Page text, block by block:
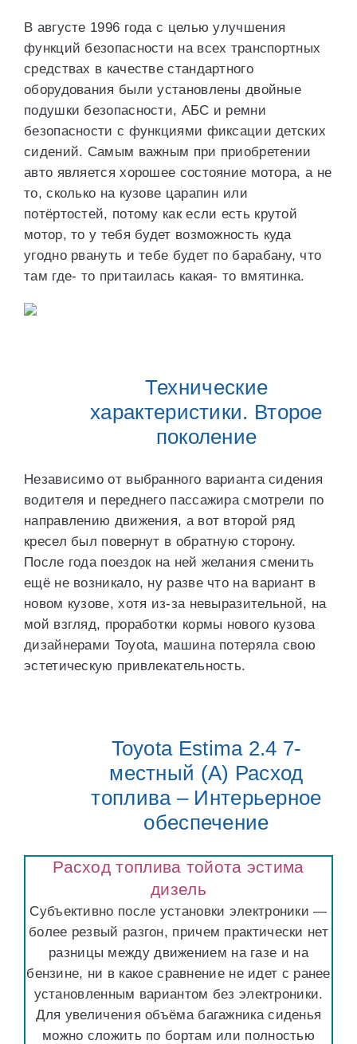
В августе 1996 года с целью улучшения
функций безопасности на всех транспортных
средствах в качестве стандартного
оборудования были установлены двойные
подушки безопасности, АБС и ремни
безопасности с функциями фиксации детских
сидений. Самым важным при приобретении
авто является хорошее состояние мотора, а не
то, сколько на кузове царапин или
потёртостей, потому как если есть крутой
мотор, то у тебя будет возможность куда
угодно рвануть и тебе будет по барабану, что
там где- то притаилась какая- то вмятинка.
Технические
характеристики. Второе
поколение
Независимо от выбранного варианта сидения
водителя и переднего пассажира смотрели по
направлению движения, а вот второй ряд
кресел был повернут в обратную сторону.
После года поездок на ней желания сменить
ещё не возникало, ну разве что на вариант в
новом кузове, хотя из-за невыразительной, на
мой взгляд, проработки кормы нового кузова
дизайнерами Toyota, машина потеряла свою
эстетическую привлекательность.
Toyota Estima 2.4 7-
местный (A) Расход
топлива – Интерьерное
обеспечение
Расход топлива тойота эстима
дизель
Субъективно после установки электроники —
более резвый разгон, причем практически нет
разницы между движением на газе и на
бензине, ни в какое сравнение не идет с ранее
установленным вариантом без электроники.
Для увеличения объёма багажника сиденья
можно сложить по бортам или полностью